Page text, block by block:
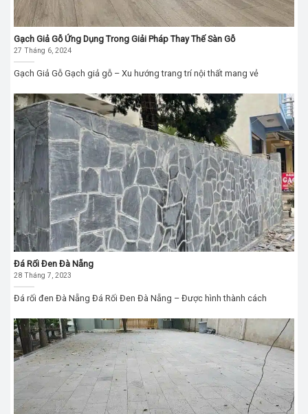
Gạch Giả Gỗ Ứng Dụng Trong Giải Pháp Thay Thế Sàn Gỗ
27 Tháng 6, 2024
Gạch Giả Gỗ Gạch giả gỗ – Xu hướng trang trí nội thất mang vẻ
Đá Rối Đen Đà Nẵng
28 Tháng 7, 2023
Đá rối đen Đà Nẵng Đá Rối Đen Đà Nẵng – Được hình thành cách